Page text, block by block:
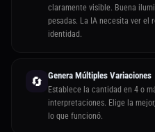
claramente visible. Buena
pesadas. La IA necesita ver el
identidad.
🔄 Genera Múltiples Variaciones
Establece la cantidad en 4 o
interpretaciones. Elige la
lo que funcionó.